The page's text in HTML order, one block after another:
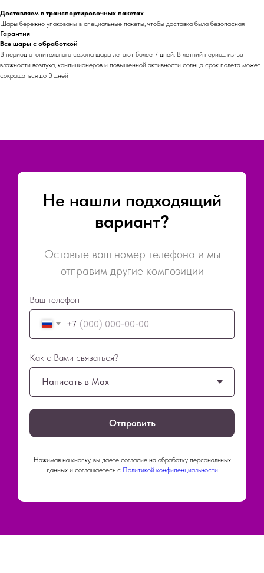
Доставляем в транспортировочных пакетах
Шары бережно упакованы в специальные пакеты, чтобы доставка была безопасная
Гарантия
Все шары с обработкой
В период отопительного сезона шары летают более 7 дней. В летний период из-за
влажности воздуха, кондиционеров и повышенной активности солнца срок полета может
сокращаться до 3 дней
Не нашли подходящий
вариант?
Оставьте ваш номер телефона и мы
отправим другие композиции
Ваш телефон
+7
Как с Вами связаться?
Отправить
Нажимая на кнопку, вы даете согласие на обработку персональных
данных и соглашаетесь c Политикой конфиденциальности